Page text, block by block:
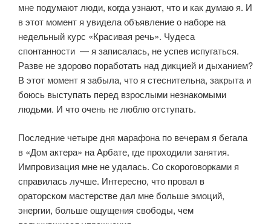
мне подумают люди, когда узнают, что и как думаю я. И
в этот момент я увидела объявление о наборе на
недельный курс «Красивая речь». Чудеса
спонтанности — я записалась, не успев испугаться.
Разве не здорово поработать над дикцией и дыханием?
В этот момент я забыла, что я стеснительна, закрыта и
боюсь выступать перед взрослыми незнакомыми
людьми. И что очень не люблю отступать.
Последние четыре дня марафона по вечерам я бегала
в «Дом актера» на Арбате, где проходили занятия.
Импровизация мне не удалась. Со скороговорками я
справилась лучше. Интересно, что провал в
ораторском мастерстве дал мне больше эмоций,
энергии, больше ощущения свободы, чем